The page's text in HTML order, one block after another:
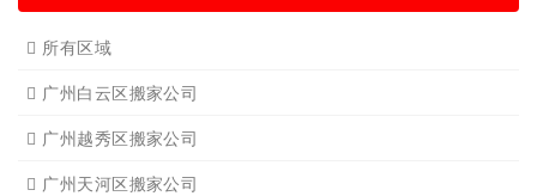
所有区域
广州白云区搬家公司
广州越秀区搬家公司
广州天河区搬家公司